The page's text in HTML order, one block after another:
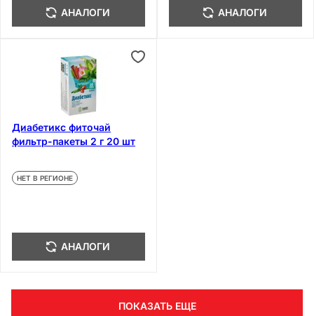
АНАЛОГИ АНАЛОГИ
Диабетикс фиточай
фильтр-пакеты 2 г 20 шт
НЕТ В РЕГИОНЕ
АНАЛОГИ
ПОКАЗАТЬ ЕЩЕ